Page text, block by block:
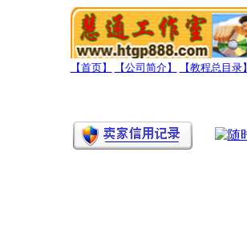
【首页】 【公司简介】 【教程总目录】